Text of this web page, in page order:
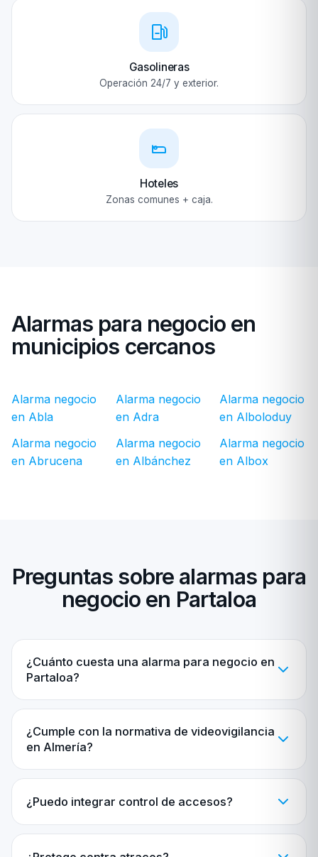
Gasolineras
Operación 24/7 y exterior.
Hoteles
Zonas comunes + caja.
Alarmas para negocio en
municipios cercanos
Alarma negocio
en Abla
Alarma negocio
en Abrucena
Alarma negocio
en Adra
Alarma negocio
en Albánchez
Alarma negocio
en Alboloduy
Alarma negocio
en Albox
Preguntas sobre alarmas para
negocio en Partaloa
¿Cuánto cuesta una alarma para negocio en
Partaloa?
¿Cumple con la normativa de videovigilancia
en Almería?
¿Puedo integrar control de accesos?